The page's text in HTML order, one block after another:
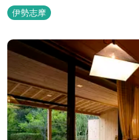
伊勢志摩